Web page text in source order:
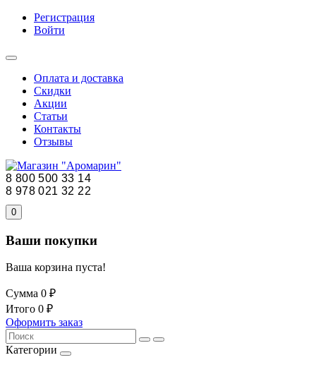
Регистрация
Войти
Оплата и доставка
Скидки
Акции
Статьи
Контакты
Отзывы
8 800 500 33 14
8 978 021 32 22
0
Ваши покупки
Ваша корзина пуста!
Сумма 0 ₽
Итого 0 ₽
Оформить заказ
Категории